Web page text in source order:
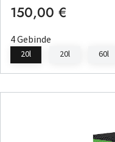
Regulärer Preis:
150,00 €
4 Gebinde
20l 20l 60l